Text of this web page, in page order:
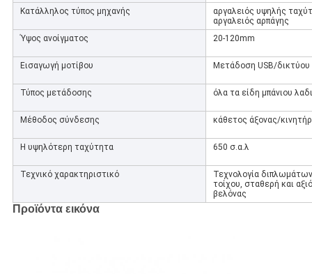
Κατάλληλος τύπος μηχανής
αργαλειός υψηλής
αργαλειός αρπάγης
Ύψος ανοίγματος
20-120mm
Εισαγωγή μοτίβου Μετάδοση USB/δικτύου
Τύπος μετάδοσης όλα τα είδη μπάνιου
Μέθοδος σύνδεσης κάθετος άξονας/
Η υψηλότερη ταχύτητα 650 σ.α.λ
Τεχνικό χαρακτηριστικό
Τεχνολογία
τοίχου, σταθερή και
βελόνας
Προϊόντα εικόνα